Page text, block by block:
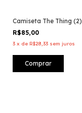
Camiseta The Thing (2)
R$85,00
3 x de R$28,33 sem juros
Comprar